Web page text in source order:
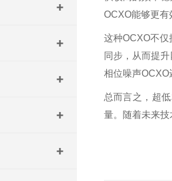
OCXO能够更有
这种OCXO不仅
同步，从而提
相位噪声OCXO
总而言之，超
量。随着未来